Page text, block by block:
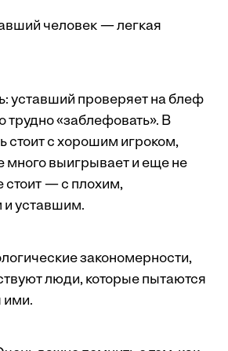
человек — легкая
уставший проверяет на блеф
трудно «заблефовать». В
стоит с хорошим игроком,
много выигрывает и еще не
стоит — с плохим,
уставшим.
закономерности,
люди, которые пытаются
ими.